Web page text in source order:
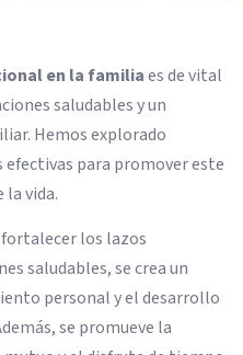
en la familiaes de vital
saludables y un
Hemos explorado
para promover este
la vida.
los lazos
saludables, se crea un
personal y el desarrollo
se promueve la